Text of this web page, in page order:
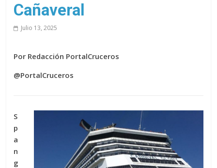
Cañaveral
Julio 13, 2025
Por Redacción PortalCruceros
@PortalCruceros
S
p
a
n
g